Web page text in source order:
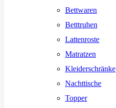
Bettwaren
Betttruhen
Lattenroste
Matratzen
Kleiderschränke
Nachttische
Topper